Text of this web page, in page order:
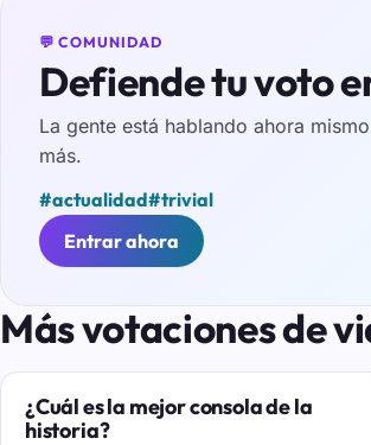
💬 COMUNIDAD
Defiende tu voto
La gente está hablando ahora
más.
#actualidad#trivial
Entrar ahora
Más votaciones de
¿Cuál es la mejor consola de la
historia?